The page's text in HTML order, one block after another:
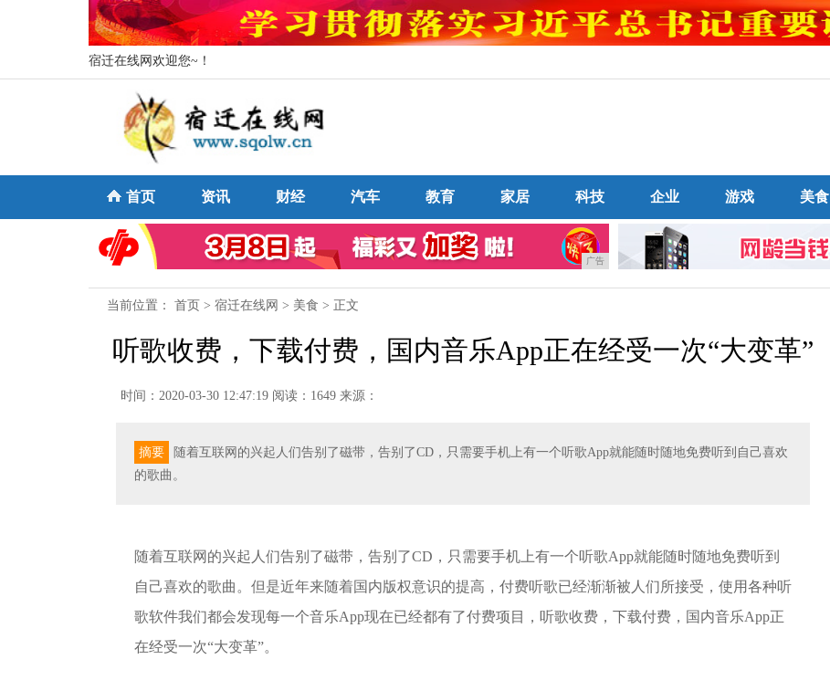
宿迁在线网欢迎您~！
首页 资讯 财经 汽车 教育 家居 科技 企业 游戏 美食
广告
当前位置： 首页 > 宿迁在线网 > 美食 > 正文
听歌收费，下载付费，国内音乐App正在经受一次“大变革”
时间：2020-03-30 12:47:19 阅读：1649 来源：
摘要
随着互联网的兴起人们告别了磁带，告别了CD，只需要手机上有一个听歌App就能随时随地免费听到自己喜欢
的歌曲。
随着互联网的兴起人们告别了磁带，告别了CD，只需要手机上有一个听歌App就能随时随地免费听到
自己喜欢的歌曲。但是近年来随着国内版权意识的提高，付费听歌已经渐渐被人们所接受，使用各种听
歌软件我们都会发现每一个音乐App现在已经都有了付费项目，听歌收费，下载付费，国内音乐App正
在经受一次“大变革”。